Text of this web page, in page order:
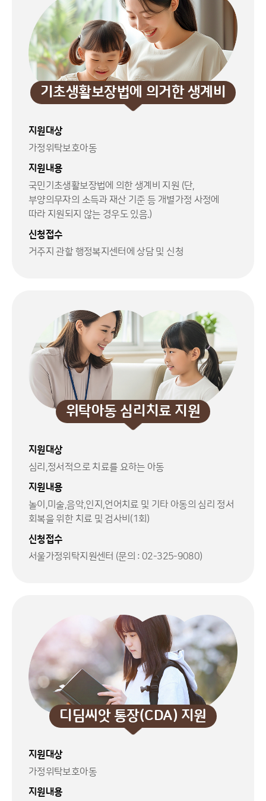
기초생활보장법에 의거한 생계비
지원대상
가정위탁보호아동
지원내용
국민기초생활보장법에 의한 생계비 지원 (단,
부양의무자의 소득과 재산 기준 등 개별가정 사정에
따라 지원되지 않는 경우도 있음.)
신청접수
거주지 관할 행정복지센터에 상담 및 신청
위탁아동 심리치료 지원
지원대상
심리,정서적으로 치료를 요하는 아동
지원내용
놀이,미술,음악,인지,언어치료 및 기타 아동의 심리 정서
회복을 위한 치료 및 검사비(1회)
신청접수
서울가정위탁지원센터 (문의 : 02-325-9080)
디딤씨앗 통장(CDA) 지원
지원대상
가정위탁보호아동
지원내용